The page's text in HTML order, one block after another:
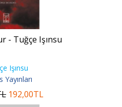
- Tuğçe Işınsu
Işınsu
Yayınları
192,00TL